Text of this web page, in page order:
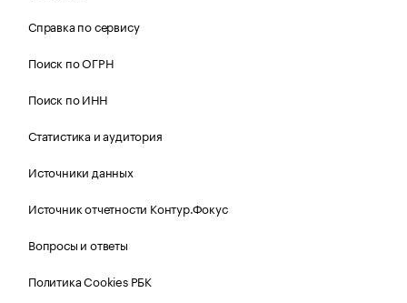
Справка по сервису
Поиск по ОГРН
Поиск по ИНН
Статистика и аудитория
Источники данных
Источник отчетности Контур.Фокус
Вопросы и ответы
Политика Cookies РБК